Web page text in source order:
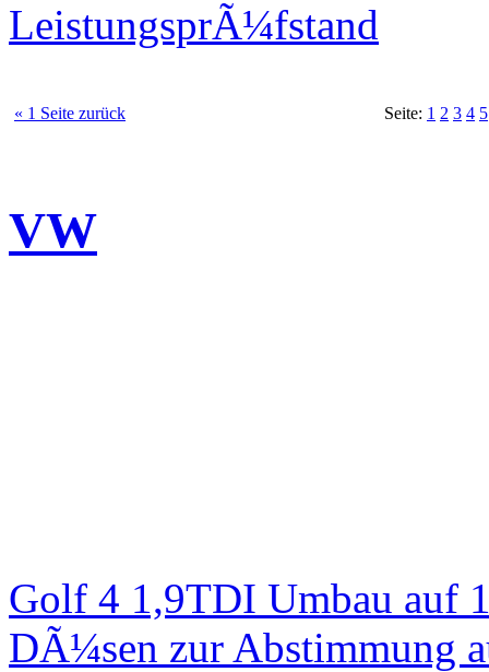
LeistungsprÃ¼fstand
« 1 Seite zurück Seite: 1 2 3 4 5
VW
Golf 4 1,9TDI Umbau auf
DÃ¼sen zur Abstimmung